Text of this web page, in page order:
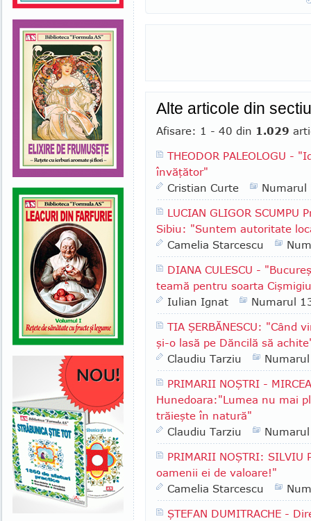
Alte articole din
Afisare: 1 - 40 din 1.029
THEODOR PALEOLOGU -
învăţător"
Cristian Curte
Numarul
LUCIAN GLIGOR
Sibiu: "Suntem autoritate
Camelia Starcescu
DIANA CULESCU -
teamă pentru soarta
Iulian Ignat
Numarul
TIA ŞERBĂNESCU: "Când
şi-o lasă pe Dăncilă să
Claudiu Tarziu
PRIMARII NOŞTRI -
Hunedoara:"Lumea nu mai
trăieşte în natură"
Claudiu Tarziu
PRIMARII NOŞTRI: SILVIU
oamenii ei de valoare!"
Camelia Starcescu
ŞTEFAN DUMITRACHE -